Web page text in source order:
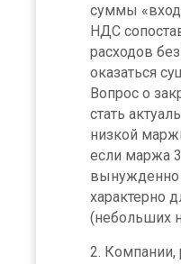
суммы
НДС
расходов
оказаться
Вопрос о
стать
низкой
если маржа
вынужденно
характерно
(небольших